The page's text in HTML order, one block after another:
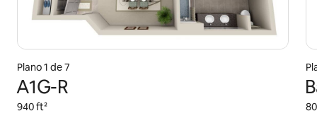
Plano 1 de 7
A1G-R
940 ft²